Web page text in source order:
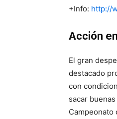
+Info: http://
Acción
El gran
destacado
con
sacar
Campeonato